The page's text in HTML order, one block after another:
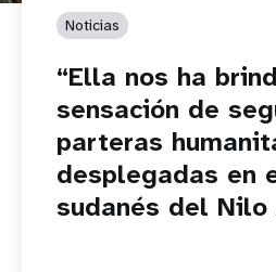
Noticias
“Ella nos ha
sensación de
parteras
desplegadas en
sudanés del Nilo